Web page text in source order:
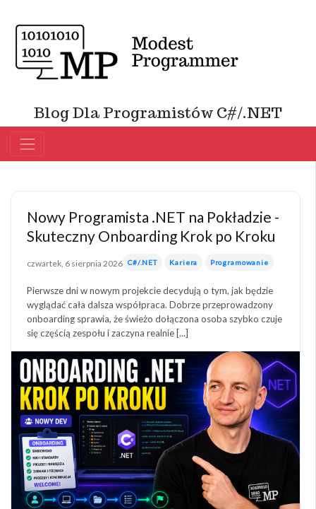
Blog Dla Programistów C#/.NET
Nowy Programista .NET na Pokładzie -
Skuteczny Onboarding Krok po Kroku
czwartek, 6 sierpnia 2026 C#/.NET Kariera Programowanie
Pierwsze dni w nowym projekcie decydują o tym, jak będzie
wyglądać cała dalsza współpraca. Dobrze przeprowadzony
onboarding sprawia, że świeżo dołączona osoba szybko czuje
się częścią zespołu i zaczyna realnie [...]